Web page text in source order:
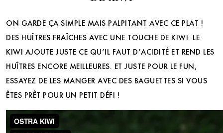
ON GARDE ÇA SIMPLE MAIS PALPITANT AVEC CE PLAT !
DES HUÎTRES FRAÎCHES AVEC UNE TOUCHE DE KIWI. LE
KIWI AJOUTE JUSTE CE QU’IL FAUT D’ACIDITÉ ET REND LES
HUÎTRES ENCORE MEILLEURES. ET JUSTE POUR LE FUN,
ESSAYEZ DE LES MANGER AVEC DES BAGUETTES SI VOUS
ÊTES PRÊT POUR UN PETIT DÉFI !